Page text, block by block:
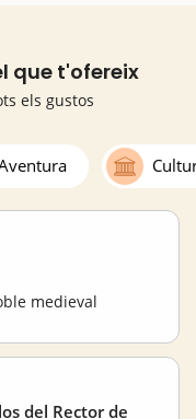
que t'ofereix
els gustos
medieval
del Rector de